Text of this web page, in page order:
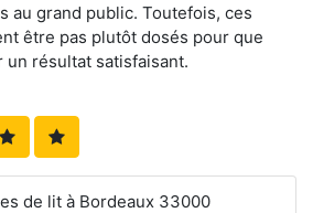
au grand public. Toutefois, ces
être pas plutôt dosés pour que
résultat satisfaisant.
de lit à Bordeaux 33000